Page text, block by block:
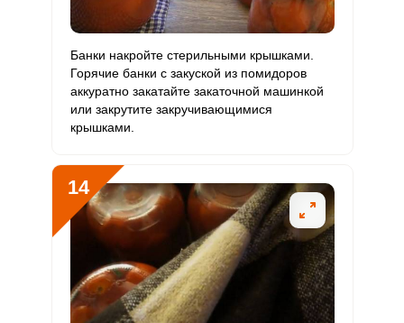
Банки накройте стерильными крышками.
Горячие банки с закуской из помидоров
аккуратно закатайте закаточной машинкой
или закрутите закручивающимися
крышками.
14